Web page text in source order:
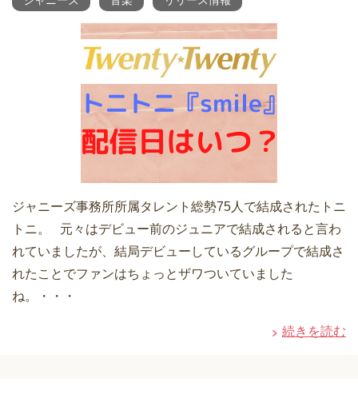
ジャニーズ事務所所属タレント総勢75人で結成されたトニ
トニ。 元々はデビュー前のジュニアで結成されると言わ
れていましたが、結局デビューしているグループで結成さ
れたことでファンはちょっとザワついていました
ね。・・・
続きを読む